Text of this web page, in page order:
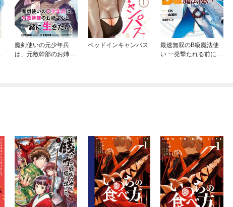
魔剣使いの元少年兵
は、元敵幹部のお姉さ
ベッドインキャンパス
最速無双のB級魔法使
い 一発撃たれる前に千